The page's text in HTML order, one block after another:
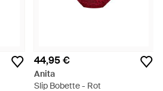
44,95 €
Anita
Slip Bobette - Rot